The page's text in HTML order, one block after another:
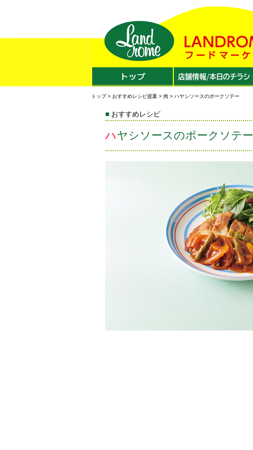
トップ> おすすめレシピ提案 > 肉 > ハヤシソースのポークソテー
おすすめレシピ
ハヤシソースのポークソテー